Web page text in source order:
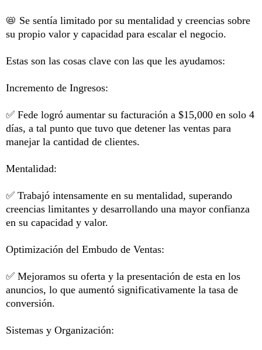
📛 Se sentía limitado por su mentalidad y creencias sobre
su propio valor y capacidad para escalar el negocio.
Estas son las cosas clave con las que les ayudamos:
Incremento de Ingresos:
✅ Fede logró aumentar su facturación a $15,000 en solo 4
días, a tal punto que tuvo que detener las ventas para
manejar la cantidad de clientes.
Mentalidad:
✅ Trabajó intensamente en su mentalidad, superando
creencias limitantes y desarrollando una mayor confianza
en su capacidad y valor.
Optimización del Embudo de Ventas:
✅ Mejoramos su oferta y la presentación de esta en los
anuncios, lo que aumentó significativamente la tasa de
conversión.
Sistemas y Organización: